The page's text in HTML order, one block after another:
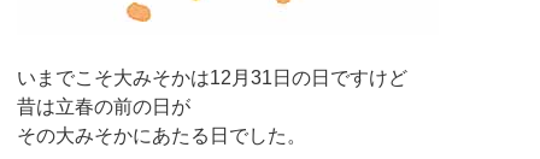
いまでこそ大みそかは12月31日の日ですけど
昔は立春の前の日が
その大みそかにあたる日でした。